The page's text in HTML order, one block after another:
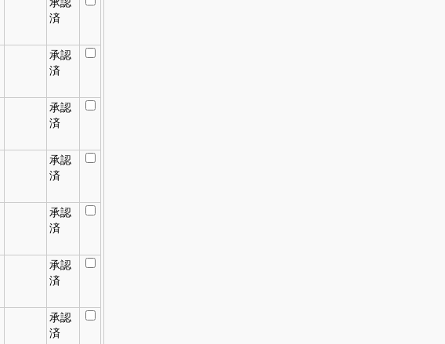
承認
済
承認
済
承認
済
承認
済
承認
済
承認
済
承認
済